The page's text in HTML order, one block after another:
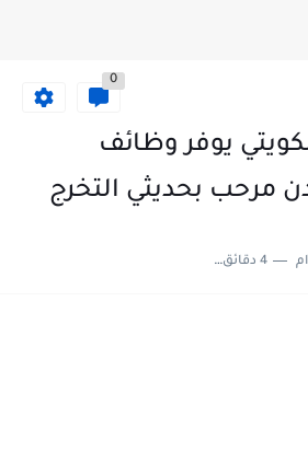
0
يوفر وظائف
مرحب بحديثي التخرج
4 دقائق للقراءة